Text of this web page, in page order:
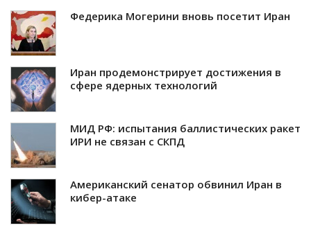
Федерика Могерини вновь посетит Иран
Иран продемонстрирует достижения в
сфере ядерных технологий
МИД РФ: испытания баллистических ракет
ИРИ не связан с СКПД
Американский сенатор обвинил Иран в
кибер-атаке